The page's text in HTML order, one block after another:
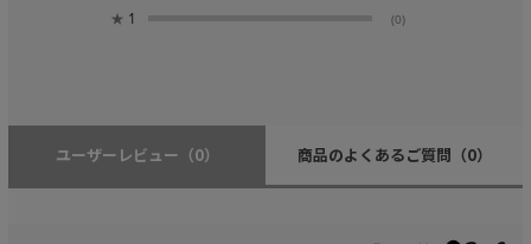
★ 1 (0)
ユーザーレビュー （0） 商品のよくあるご質問 （0）